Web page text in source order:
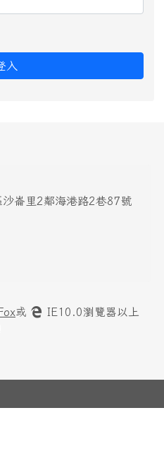
入
崙里2鄰海港路2巷87號
或
IE10.0瀏覽器以上